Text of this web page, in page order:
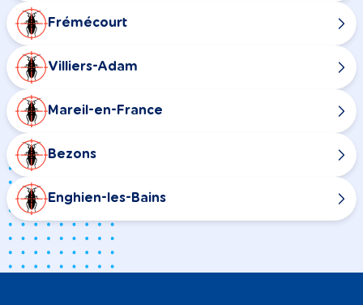
Frémécourt
Villiers-Adam
Mareil-en-France
Bezons
Enghien-les-Bains